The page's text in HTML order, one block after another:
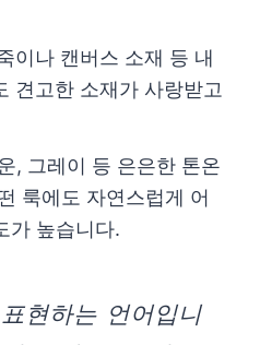
이나 캔버스 소재 등 내
견고한 소재가 사랑받고
, 그레이 등 은은한 톤온
룩에도 자연스럽게 어
가 높습니다.
현하는 언어입니